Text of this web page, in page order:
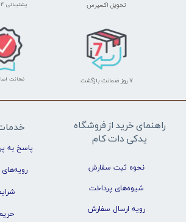
تحویل اکسپرس پشتیبانی ۲۴ ساعته
۷ روز ضمانت بازگشت ضمانت
راهنمای خرید از فروشگاه
یدکی دات کام
نحوه ثبت سفارش
شیوه‌های پرداخت
رویه ارسال سفارش
پاسخ به
رویه‌های